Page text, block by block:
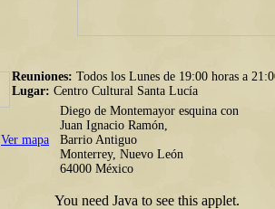
Reuniones: Todos los Lunes de 19:00 horas a
Lugar: Centro Cultural Santa Lucía
Diego de Montemayor esquina con
Juan Ignacio Ramón,
Barrio Antiguo
Monterrey, Nuevo León
64000 México
Ver mapa
You need Java to see this applet.